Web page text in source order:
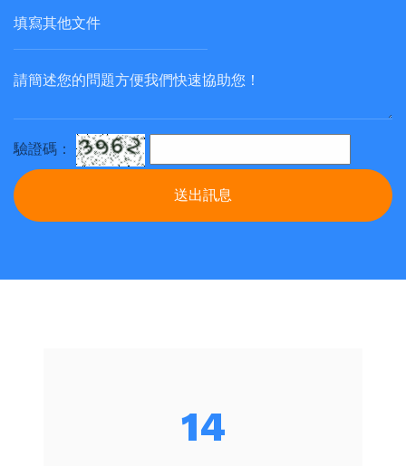
驗證碼：
送出訊息
16